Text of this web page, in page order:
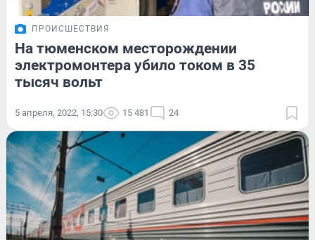
ПРОИСШЕСТВИЯ
На тюменском месторождении
электромонтера убило током в 35
тысяч вольт
5 апреля, 2022, 15:30 15 481 24